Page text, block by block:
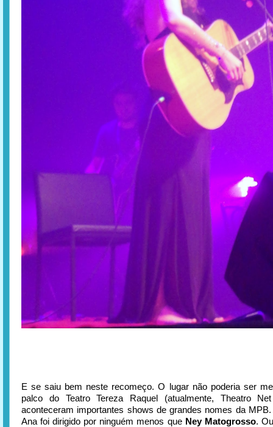
E se saiu bem neste recomeço. O lugar não poderia ser
palco do Teatro Tereza Raquel (atualmente, Theatro
aconteceram importantes shows de grandes nomes da
Ana foi dirigido por ninguém menos que Ney Matogrosso.